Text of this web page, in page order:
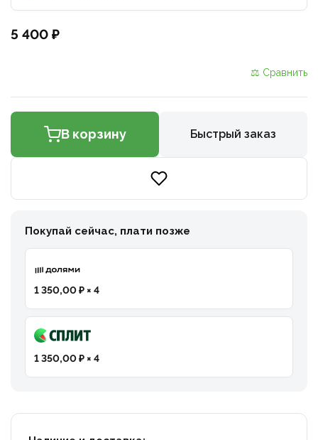
5 400 ₽
⚖ Сравнить
В корзину Быстрый заказ
Покупай сейчас, плати позже
1 350,00 ₽ × 4
1 350,00 ₽ × 4